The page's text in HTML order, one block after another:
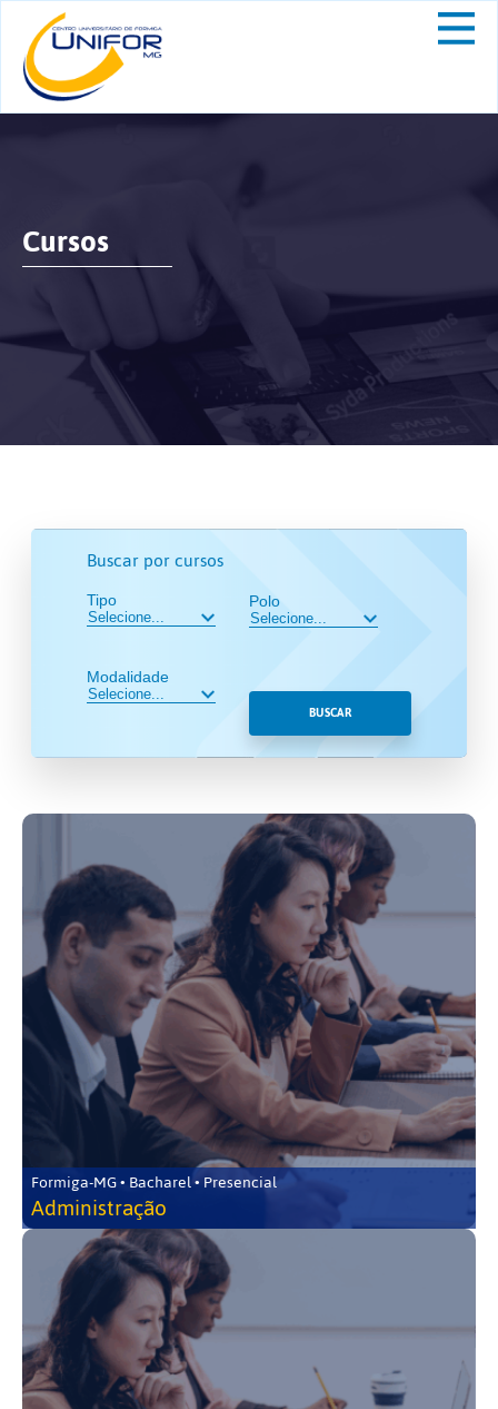
Cursos
Buscar por cursos
Tipo
Modalidade
Polo
BUSCAR
Formiga-MG • Bacharel • Presencial
Administração